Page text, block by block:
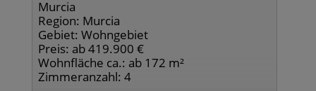
Murcia
Region: Murcia
Gebiet: Wohngebiet
Preis: ab 419.900 €
Wohnfläche ca.: ab 172 m²
Zimmeranzahl: 4